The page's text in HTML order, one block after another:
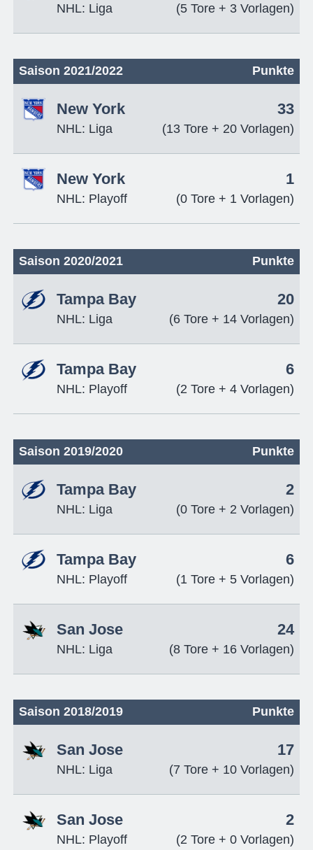
NHL: Liga (5 Tore + 3 Vorlagen)
Saison 2021/2022 Punkte
New York
NHL: Liga
33
(13 Tore + 20 Vorlagen)
New York
NHL: Playoff
1
(0 Tore + 1 Vorlagen)
Saison 2020/2021 Punkte
Tampa Bay
NHL: Liga
20
(6 Tore + 14 Vorlagen)
Tampa Bay
NHL: Playoff
6
(2 Tore + 4 Vorlagen)
Saison 2019/2020 Punkte
Tampa Bay
NHL: Liga
2
(0 Tore + 2 Vorlagen)
Tampa Bay
NHL: Playoff
6
(1 Tore + 5 Vorlagen)
San Jose
NHL: Liga
24
(8 Tore + 16 Vorlagen)
Saison 2018/2019 Punkte
San Jose
NHL: Liga
17
(7 Tore + 10 Vorlagen)
San Jose
NHL: Playoff
2
(2 Tore + 0 Vorlagen)